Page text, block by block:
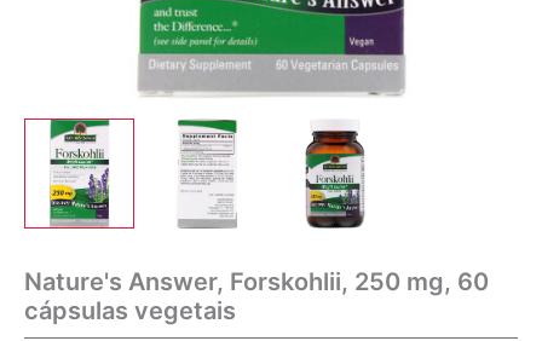
Nature's Answer, Forskohlii, 250 mg, 60
cápsulas vegetais